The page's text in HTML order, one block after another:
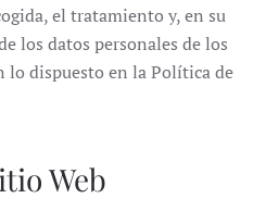
el tratamiento y, en su
los datos personales de los
lo dispuesto en la Política de
Web